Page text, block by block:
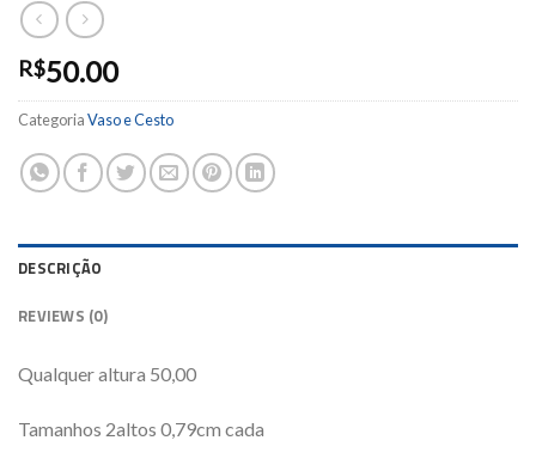
R$50.00
CategoriaVaso e Cesto
DESCRIÇÃO
REVIEWS (0)
Qualquer altura 50,00
Tamanhos 2altos 0,79cm cada